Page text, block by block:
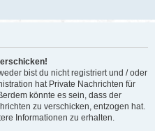
bist du nicht registriert und / oder
hat Private Nachrichten für
könnte es sein, dass der
zu verschicken, entzogen hat.
Informationen zu erhalten.